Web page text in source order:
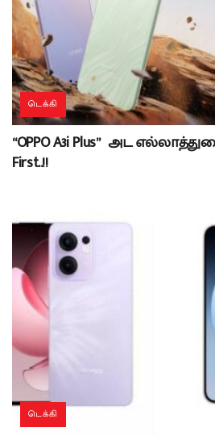
டெக்கி
“OPPO A3i Plus” அட
First..!!
டெக்கி